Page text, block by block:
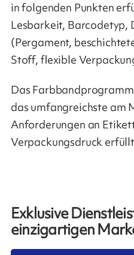
in folgenden Punkten
Lesbarkeit, Barcodetyp,
(Pergament,
Stoff, flexible
Das
das umfangreichste am
Anforderungen an
Verpackungsdruck
Exklusive
einzigartigen